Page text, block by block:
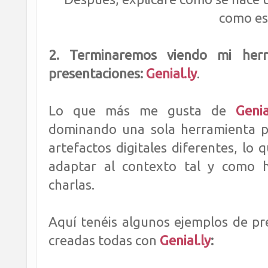
como
2. Terminaremos viendo
mi
presentaciones: Genial.ly.
Lo que más me gusta de
dominando una sola herramienta
artefactos digitales diferentes, lo
adaptar al contexto tal y como
charlas.
Aquí tenéis algunos ejemplos de
creadas todas con Genial.ly: